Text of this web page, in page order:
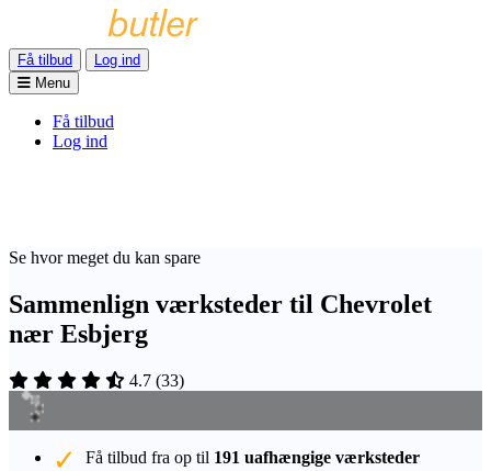
Få tilbud
Log ind
Menu
Få tilbud
Log ind
Se hvor meget du kan spare
Sammenlign værksteder til Chevrolet
nær Esbjerg
4.7 (33)
Få tilbud fra op til 191 uafhængige værksteder